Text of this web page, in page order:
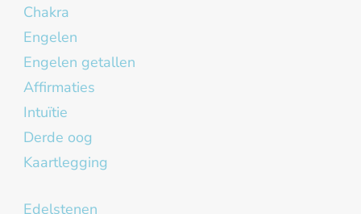
Chakra
Engelen
Engelen getallen
Affirmaties
Intuïtie
Derde oog
Kaartlegging
Edelstenen